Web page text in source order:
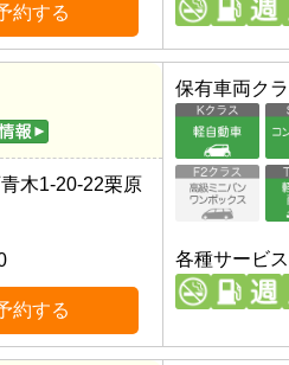
約する
木1-20-22栗原
約する
保有車両ク
各種サービス